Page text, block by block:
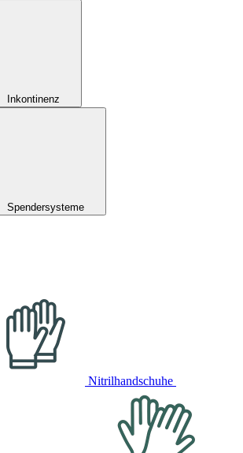
Inkontinenz
Spendersysteme
Nitrilhandschuhe